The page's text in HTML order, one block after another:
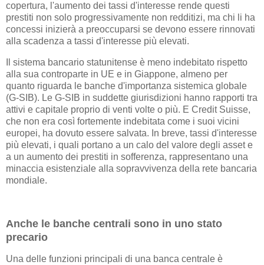
copertura, l'aumento dei tassi d'interesse rende questi
prestiti non solo progressivamente non redditizi, ma chi li ha
concessi inizierà a preoccuparsi se devono essere rinnovati
alla scadenza a tassi d'interesse più elevati.
Il sistema bancario statunitense è meno indebitato rispetto
alla sua controparte in UE e in Giappone, almeno per
quanto riguarda le banche d'importanza sistemica globale
(G-SIB). Le G-SIB in suddette giurisdizioni hanno rapporti tra
attivi e capitale proprio di venti volte o più. E Credit Suisse,
che non era così fortemente indebitata come i suoi vicini
europei, ha dovuto essere salvata. In breve, tassi d'interesse
più elevati, i quali portano a un calo del valore degli asset e
a un aumento dei prestiti in sofferenza, rappresentano una
minaccia esistenziale alla sopravvivenza della rete bancaria
mondiale.
Anche le banche centrali sono in uno stato
precario
Una delle funzioni principali di una banca centrale è